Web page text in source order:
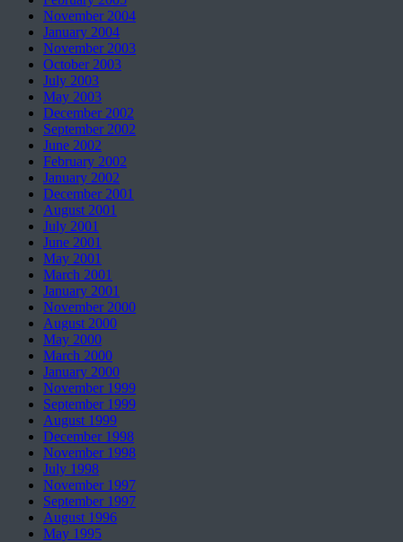
November 2004
January 2004
November 2003
October 2003
July 2003
May 2003
December 2002
September 2002
June 2002
February 2002
January 2002
December 2001
August 2001
July 2001
June 2001
May 2001
March 2001
January 2001
November 2000
August 2000
May 2000
March 2000
January 2000
November 1999
September 1999
August 1999
December 1998
November 1998
July 1998
November 1997
September 1997
August 1996
May 1995